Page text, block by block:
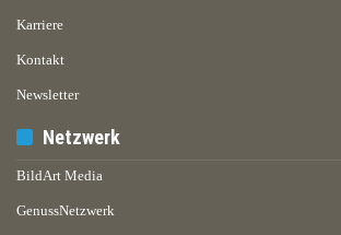
Karriere
Kontakt
Newsletter
Netzwerk
BildArt Media
GenussNetzwerk